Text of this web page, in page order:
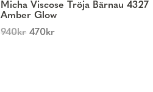
Micha Viscose Tröja Bärnau 4327
Amber Glow
940kr 470kr